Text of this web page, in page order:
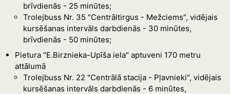
brīvdienās - 25 minūtes;
Trolejbuss Nr. 35 "Centrāltirgus - Mežciems", vidējais
kursēšanas intervāls darbdienās - 30 minūtes,
brīvdienās - 50 minūtes;
Pietura "E.Birznieka-Upīša iela" aptuveni 170 metru
attālumā
Trolejbuss Nr. 22 "Centrālā stacija - Pļavnieki", vidējais
kursēšanas intervāls darbdienās - 6 minūtes,